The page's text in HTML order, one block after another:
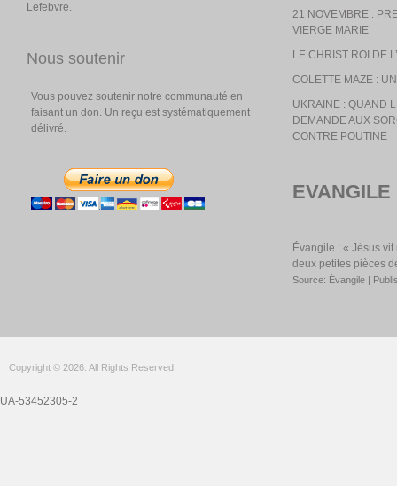
Lefebvre.
Nous soutenir
Vous pouvez soutenir notre communauté en
faisant un don. Un reçu est systématiquement
délivré.
21 NOVEMBRE :
VIERGE MARIE
LE CHRIST ROI DE
COLETTE MAZE :
UKRAINE : QUAND
DEMANDE AUX
CONTRE POUTINE
Évangile : « Jésus
deux petites pièces
Source: Évangile
Copyright © 2026. All Rights Reserved.
UA-53452305-2